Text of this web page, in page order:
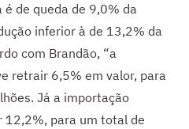
de queda de 9,0% da
inferior à de 13,2% da
com Brandão, “a
retrair 6,5% em valor, para
Já a importação
12,2%, para um total de